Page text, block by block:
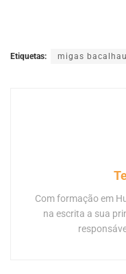
Etiquetas: migas bacalhau
Com formação em
na escrita a sua